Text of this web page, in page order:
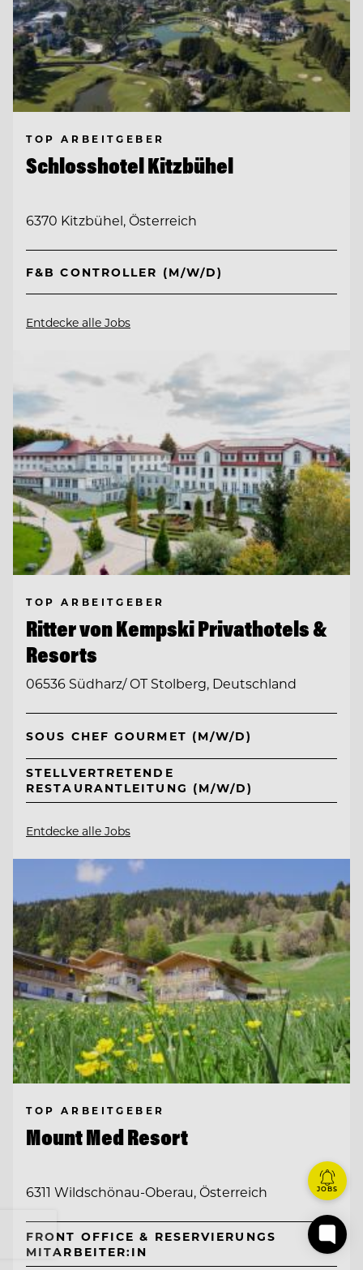
TOP ARBEITGEBER
Schlosshotel Kitzbühel
6370 Kitzbühel, Österreich
F&B CONTROLLER (M/W/D)
Entdecke alle Jobs
TOP ARBEITGEBER
Ritter von Kempski Privathotels &
Resorts
06536 Südharz/ OT Stolberg, Deutschland
SOUS CHEF GOURMET (M/W/D)
STELLVERTRETENDE
RESTAURANTLEITUNG (M/W/D)
Entdecke alle Jobs
TOP ARBEITGEBER
Mount Med Resort
6311 Wildschönau-Oberau, Österreich
FRONT OFFICE & RESERVIERUNGS
MITARBEITER:IN
JOBS